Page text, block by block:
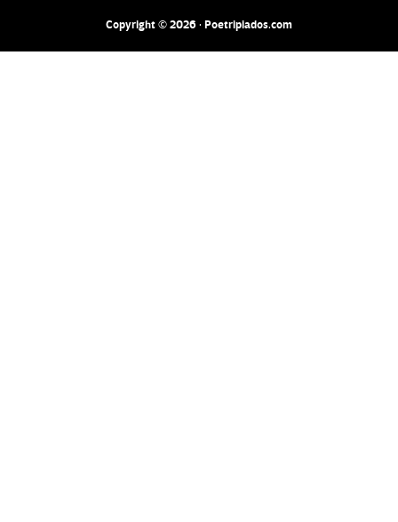
Copyright © 2026 · Poetripiados.com